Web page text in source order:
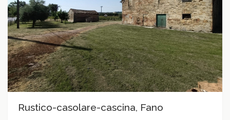
Rustico-casolare-cascina, Fano